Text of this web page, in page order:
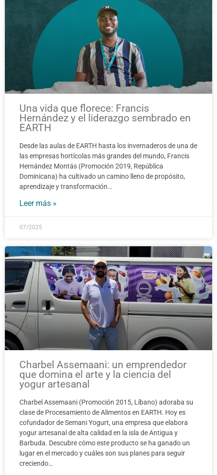
Una vida que florece: Francis
Hernández y el liderazgo sembrado en
EARTH
Desde las aulas de EARTH hasta los invernaderos de una de
las empresas hortícolas más grandes del mundo, Francis
Hernández Montás (Promoción 2019, República
Dominicana) ha cultivado un camino lleno de propósito,
aprendizaje y transformación…
Leer más »
07/2025
Charbel Assemaani: un emprendedor
que domina el arte y la ciencia del
yogur artesanal
Charbel Assemaani (Promoción 2015, Líbano) adoraba su
clase de Procesamiento de Alimentos en EARTH. Hoy es
cofundador de Semani Yogurt, una empresa que elabora
yogur artesanal de alta calidad en la isla de Antigua y
Barbuda. Descubre cómo este producto se ha ganado un
lugar en el mercado y cuáles son sus planes para seguir
creciendo…